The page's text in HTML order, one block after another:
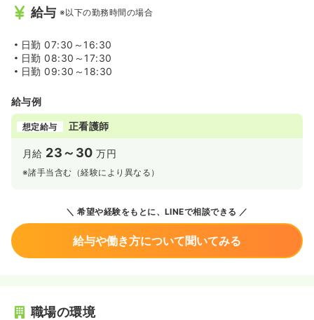
給与 ※以下の勤務時間の場合
日勤 07:30～16:30
日勤 08:30～17:30
日勤 09:30～18:30
給与例
想定給与 正看護師
月給 23～30 万円
※諸手当含む（経験により異なる）
希望や経験をもとに、LINEで相談できる
給与や働き方について聞いてみる
職場の環境